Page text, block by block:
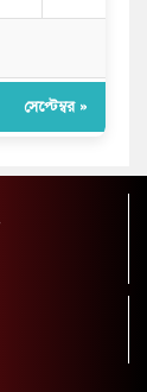
সেপ্টেম্বর »